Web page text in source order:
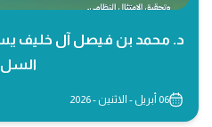
د. محمد بن فيصل آل خليف
06 أبريل - الاثنين - 2026